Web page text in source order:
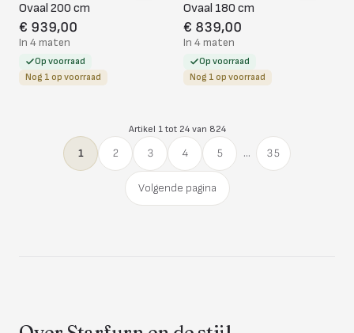
Ovaal 200 cm
€ 939,00
In 4 maten
Op voorraad
Nog 1 op voorraad
Ovaal 180 cm
€ 839,00
In 4 maten
Op voorraad
Nog 1 op voorraad
Artikel 1 tot 24 van 824
1 2 3 4 5 ... 35
Volgende pagina